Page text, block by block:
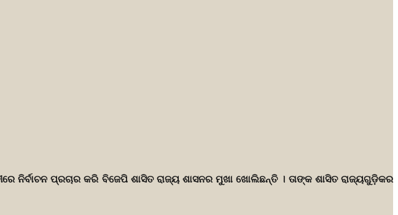
ପ୍ରଚାର କରି ବିଜେପି ଶାସିତ ରାଜ୍ୟ ଶାସନର ମୁଖା ଖୋଲିଛନ୍ତି । ତାଙ୍କ ଶାସିତ ରାଜ୍ୟଗୁଡ଼ିକର